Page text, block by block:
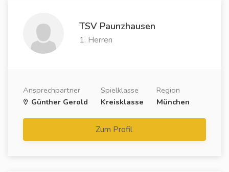
TSV Paunzhausen
1. Herren
Ansprechpartner
Günther Gerold
Spielklasse
Kreisklasse
Region
München
Zum Profil